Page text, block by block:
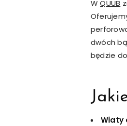
WQUUB
dwóch
będzie
Wiaty